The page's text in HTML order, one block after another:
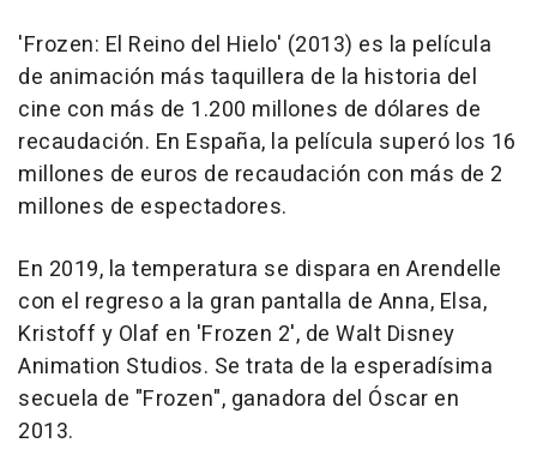
'Frozen: El Reino del Hielo' (2013) es la película
de animación más taquillera de la historia del
cine con más de 1.200 millones de dólares de
recaudación. En España, la película superó los 16
millones de euros de recaudación con más de 2
millones de espectadores.
En 2019, la temperatura se dispara en Arendelle
con el regreso a la gran pantalla de Anna, Elsa,
Kristoff y Olaf en 'Frozen 2', de Walt Disney
Animation Studios. Se trata de la esperadísima
secuela de "Frozen", ganadora del Óscar en
2013.